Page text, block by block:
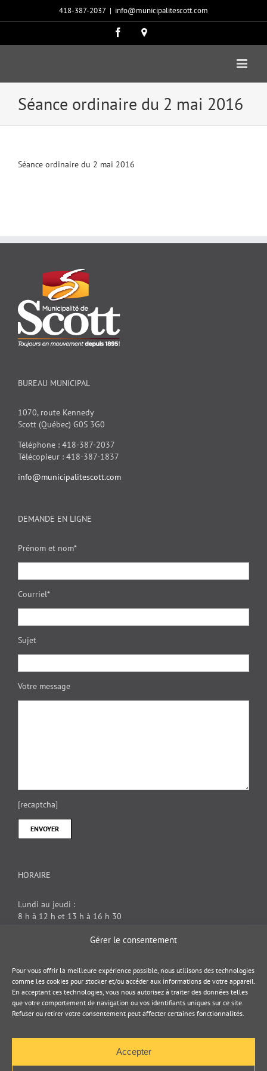
Gérer le consentement
Pour vous offrir la meilleure expérience possible, nous utilisons des technologies
comme les cookies pour stocker et/ou accéder aux informations de votre appareil.
En acceptant ces technologies, vous nous autorisez à traiter des données telles
que votre comportement de navigation ou vos identifiants uniques sur ce site.
Refuser ou retirer votre consentement peut affecter certaines fonctionnalités.
Accepter
418-387-2037 | info@municipalitescott.com
Facebook
Carte
Séance ordinaire du 2 mai 2016
Séance ordinaire du 2 mai 2016
BUREAU MUNICIPAL
1070, route Kennedy
Scott (Québec) G0S 3G0
Téléphone : 418-387-2037
Télécopieur : 418-387-1837
info@municipalitescott.com
DEMANDE EN LIGNE
Prénom et nom*
Courriel*
Sujet
Votre message
[recaptcha]
HORAIRE
Lundi au jeudi :
8 h à 12 h et 13 h à 16 h 30
DOCUMENT JURIDIQUE
Politique de cookies